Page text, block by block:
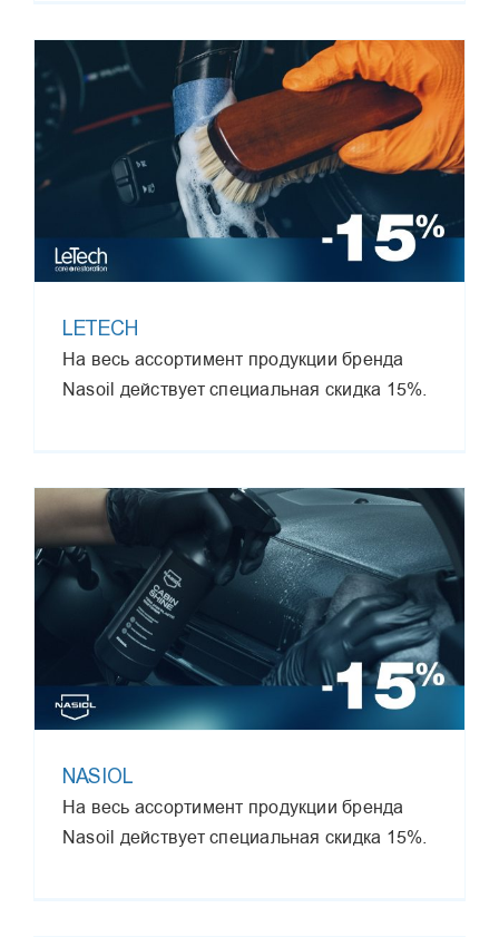
LETECH
На весь ассортимент продукции бренда
Nasoil действует специальная скидка 15%.
NASIOL
На весь ассортимент продукции бренда
Nasoil действует специальная скидка 15%.